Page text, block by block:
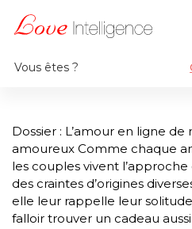
Vous êtes ?
Dossier : L’amour en ligne
amoureux Comme chaque
les couples vivent
des craintes d’origines
elle leur rappelle leur
falloir trouver un cadeau